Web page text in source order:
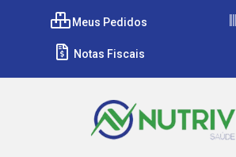
Meus Pedidos
Notas Fiscais